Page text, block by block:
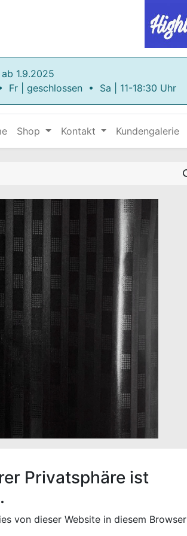
1.9.2025
Fr | geschlossen • Sa | 11-18:30 Uhr
Shop Kontakt Kundengalerie
Privatsphäre ist
von dieser Website in diesem Browser